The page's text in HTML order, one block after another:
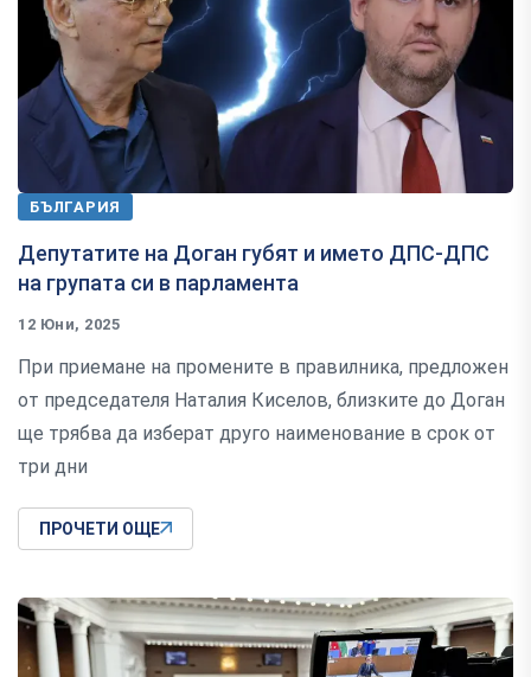
БЪЛГАРИЯ
Депутатите на Доган губят и името ДПС-ДПС
на групата си в парламента
12 Юни, 2025
При приемане на промените в правилника, предложен
от председателя Наталия Киселов, близките до Доган
ще трябва да изберат друго наименование в срок от
три дни
ПРОЧЕТИ ОЩЕ